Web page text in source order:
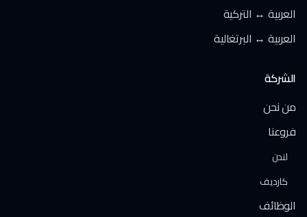
العربية ↔ التركية
العربية ↔ البرتغالية
الشركة
من نحن
فروعنا
لندن
كارديف
الوظائف